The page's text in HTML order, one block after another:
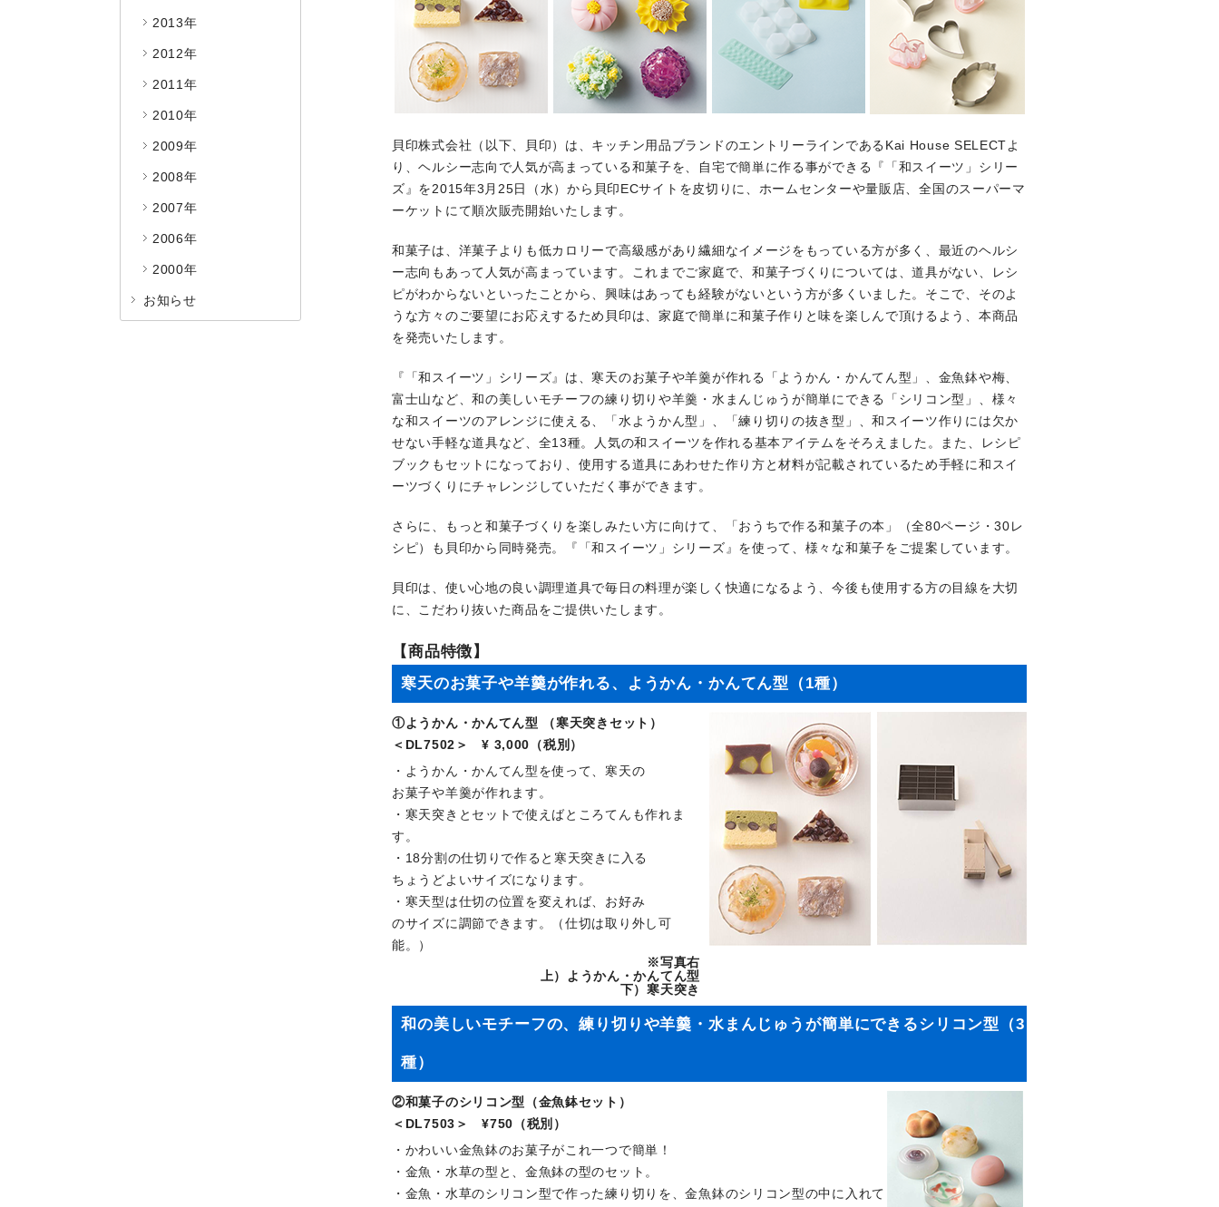
貝印株式会社（以下、貝印）は、キッチン用品ブランドのエントリーラインであるKai House SELECTよ
り、ヘルシー志向で人気が高まっている和菓子を、自宅で簡単に作る事ができる『「和スイーツ」シリー
ズ』を2015年3月25日（水）から貝印ECサイトを皮切りに、ホームセンターや量販店、全国のスーパーマ
ーケットにて順次販売開始いたします。
和菓子は、洋菓子よりも低カロリーで高級感があり繊細なイメージをもっている方が多く、最近のヘルシ
ー志向もあって人気が高まっています。これまでご家庭で、和菓子づくりについては、道具がない、レシ
ピがわからないといったことから、興味はあっても経験がないという方が多くいました。そこで、そのよ
うな方々のご要望にお応えするため貝印は、家庭で簡単に和菓子作りと味を楽しんで頂けるよう、本商品
を発売いたします。
『「和スイーツ」シリーズ』は、寒天のお菓子や羊羹が作れる「ようかん・かんてん型」、金魚鉢や梅、
富士山など、和の美しいモチーフの練り切りや羊羹・水まんじゅうが簡単にできる「シリコン型」、様々
な和スイーツのアレンジに使える、「水ようかん型」、「練り切りの抜き型」、和スイーツ作りには欠か
せない手軽な道具など、全13種。人気の和スイーツを作れる基本アイテムをそろえました。また、レシピ
ブックもセットになっており、使用する道具にあわせた作り方と材料が記載されているため手軽に和スイ
ーツづくりにチャレンジしていただく事ができます。
さらに、もっと和菓子づくりを楽しみたい方に向けて、「おうちで作る和菓子の本」（全80ページ・30レ
シピ）も貝印から同時発売。『「和スイーツ」シリーズ』を使って、様々な和菓子をご提案しています。
貝印は、使い心地の良い調理道具で毎日の料理が楽しく快適になるよう、今後も使用する方の目線を大切
に、こだわり抜いた商品をご提供いたします。
【商品特徴】
寒天のお菓子や羊羹が作れる、ようかん・かんてん型（1種）
①ようかん・かんてん型 （寒天突きセット）
＜DL7502＞ ¥ 3,000（税別）
・ようかん・かんてん型を使って、寒天の
お菓子や羊羹が作れます。
・寒天突きとセットで使えばところてんも作れま
す。
・18分割の仕切りで作ると寒天突きに入る
ちょうどよいサイズになります。
・寒天型は仕切の位置を変えれば、お好み
のサイズに調節できます。（仕切は取り外し可
能。）
※写真右
上）ようかん・かんてん型
下）寒天突き
和の美しいモチーフの、練り切りや羊羹・水まんじゅうが簡単にできるシリコン型（3
種）
②和菓子のシリコン型（金魚鉢セット）
＜DL7503＞ ¥750（税別）
・かわいい金魚鉢のお菓子がこれ一つで簡単！
・金魚・水草の型と、金魚鉢の型のセット。
・金魚・水草のシリコン型で作った練り切りを、金魚鉢のシリコン型の中に入れて
2013年
2012年
2011年
2010年
2009年
2008年
2007年
2006年
2000年
お知らせ